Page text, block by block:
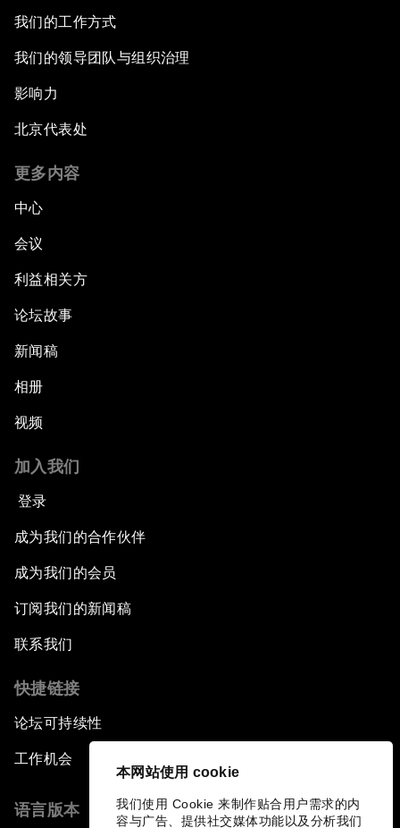
本网站使用 cookie
我们使用 Cookie 来制作贴合用户需求的内
容与广告、提供社交媒体功能以及分析我们
我们的工作方式
我们的领导团队与组织治理
影响力
北京代表处
更多内容
中心
会议
利益相关方
论坛故事
新闻稿
相册
视频
加入我们
登录
成为我们的合作伙伴
成为我们的会员
订阅我们的新闻稿
联系我们
快捷链接
论坛可持续性
工作机会
语言版本